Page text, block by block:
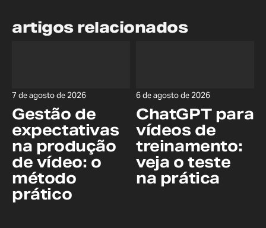
artigos relacionados
Gestão de
expectativas
na produção
de vídeo: o
método
prático
7 de agosto de 2026
ChatGPT para
vídeos de
treinamento:
veja o teste
na prática
6 de agosto de 2026